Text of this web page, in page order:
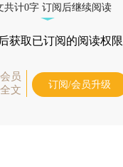
共计0字 订阅后继续阅读
后获取已订阅的阅读权限
员
文
订阅/会员升级